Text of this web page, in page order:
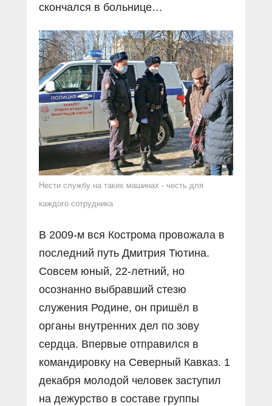
скончался в больнице…
Нести службу на таких машинах - честь для
каждого сотрудника
В 2009-м вся Кострома провожала в
последний путь Дмитрия Тютина.
Совсем юный, 22-летний, но
осознанно выбравший стезю
служения Родине, он пришёл в
органы внутренних дел по зову
сердца. Впервые отправился в
командировку на Северный Кавказ. 1
декабря молодой человек заступил
на дежурство в составе группы